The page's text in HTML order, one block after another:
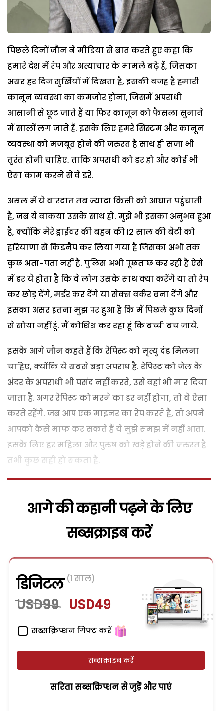
पिछले दिनों जौन ने मीडिया से बात करते हुए कहा कि
हमारे देश में रेप और अत्याचार के मामले बढ़े हैं, जिसका
असर हर दिन सुर्खियों में दिखता है, इसकी वजह है हमारी
कानून व्यवस्था का कमजोर होना, जिसमें अपराधी
आसानी से छूट जाते हैं या फिर कानून को फैसला सुनाने
में सालों लग जाते हैं. इसके लिए हमरे सिस्टम और कानून
व्यवस्था को मजबूत होने की जरुरत है साथ ही सजा भी
तुरंत होनी चाहिए, ताकि अपराधी को डर हो और कोई भी
ऐसा काम करने से वे डरे.
असल में ये वारदात तब ज्यादा किसी को आघात पहुंचाती
है, जब ये वाकया उसके साथ हो. मुझे भी इसका अनुभव हुआ
है, क्योंकि मेरे ड्राईवर की बहन की 12 साल की बेटी को
हरियाणा से किडनैप कर लिया गया है जिसका अभी तक
कुछ अता-पता नहीं है. पुलिस अभी पूछताछ कर रही है ऐसे
में डर ये होता है कि वे लोग उसके साथ क्या करेंगे या तो रेप
कर छोड़ देंगे, मर्डर कर देंगे या सेक्स वर्कर बना देंगे और
इसका असर इतना मुझ पर हुआ है कि मैं पिछले कुछ दिनों
से सोया नहीं हूं. मैं कोशिश कर रहा हूं कि बच्ची बच जाये.
इसके आगे जौन कहते हैं कि रेपिस्ट को मृत्यु दंड मिलना
चाहिए, क्योंकि ये सबसे बड़ा अपराध है. रेपिस्ट को जेल के
अंदर के अपराधी भी पसंद नहीं करते, उसे वहां भी मार दिया
जाता है. अगर रेपिस्ट को मरने का डर नहीं होगा, तो वे ऐसा
करते रहेंगे. जब आप एक माइनर का रेप करते है, तो अपने
आपको कैसे माफ कर सकते हैं ये मुझे समझ में नहीं आता.
इसके लिए हर महिला और पुरुष को खड़े होने की जरुरत है.
तभी कुछ सही हो सकता है.
आगे की कहानी पढ़ने के लिए
सब्सक्राइब करें
डिजिटल (1 साल)
USD99 USD49
सब्सक्रिप्शन गिफ्ट करें
सब्सक्राइब करें
सरिता सब्सक्रिप्शन से जुड़ेें और पाएं